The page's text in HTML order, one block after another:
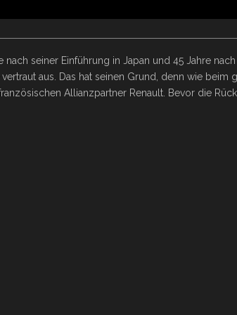
nach seiner Einführung in Japan und 45 Jahre
aus. Das hat seinen Grund, denn wie
Allianzpartner Renault. Bevor die